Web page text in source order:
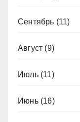
Сентябрь (11)
Август (9)
Июль(11)
Июнь(16)